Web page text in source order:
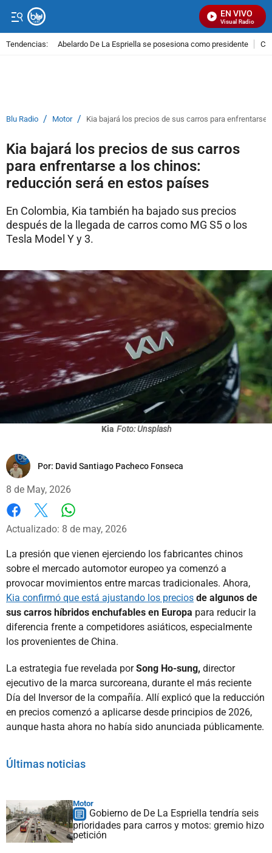
EN VIVO
Señal Visual Radio
Tendencias: Abelardo De La Espriella se posesiona como presidente
Blu Radio / Motor / Kia bajará los precios de sus carros para
Kia bajará los precios de sus carros
para enfrentarse a los chinos:
reducción será en estos países
En Colombia, Kia también ha bajado sus precios
después de la llegada de carros como MG S5 o los
Tesla Model Y y 3.
Kia Foto: Unsplash
Por: David Santiago Pacheco Fonseca
8 de May, 2026
Facebook
X
Actualizado: 8 de may, 2026
La presión que vienen ejerciendo los fabricantes chinos
sobre el mercado automotor europeo ya comenzó a
provocar movimientos entre marcas tradicionales. Ahora,
Kia confirmó que está ajustando los precios de algunos de
sus carros híbridos enchufables en Europa para reducir la
diferencia frente a competidores asiáticos, especialmente
los provenientes de China.
La estrategia fue revelada porSong Ho-sung, director
ejecutivo de la marca surcoreana, durante el más reciente
Día del Inversor de la compañía. Allí explicó que la reducción
en precios comenzó a aplicarse desde principios de 2026,
aunque hasta ahora no había sido anunciada públicamente.
Últimas noticias
Motor
Gobierno de De La Espriella tendría seis
prioridades para carros y motos: gremio hizo
petición